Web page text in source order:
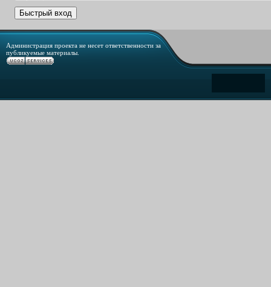
Администрация проекта не несет ответственности за
публикуемые материалы.